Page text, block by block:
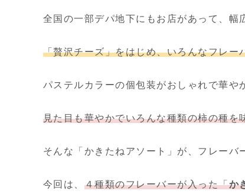
全国の一部デパ地下にもお店があって、幅
「贅沢チーズ」をはじめ、いろんなフレ
パステルカラーの個包装がおしゃれで華や
見た目も華やかでいろんな種類の柿の種を
そんな「かきたねアソート」が、フレーバ
今回は、 ４種類のフレーバーが入った「か